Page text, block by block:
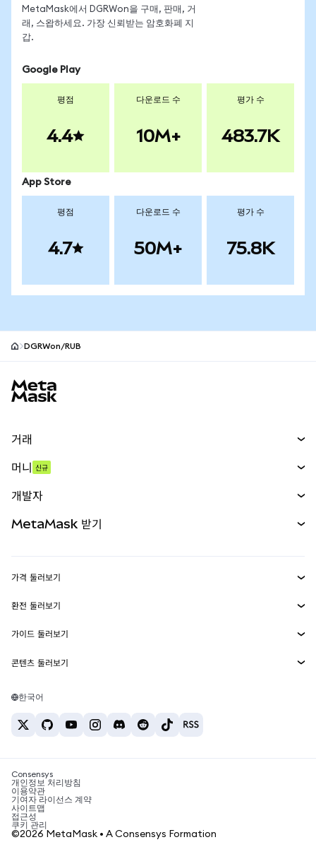
MetaMask에서 DGRWon을 구매, 판매, 거
래, 스왑하세요. 가장 신뢰받는 암호화폐 지
갑.
Google Play
평점
4.4
다운로드 수
10M+
평가 수
483.7K
App Store
평점
4.7
다운로드 수
50M+
평가 수
75.8K
DGRWon/RUB
거래
무기한 선물
실물자산
머니 신규
개발자
MetaMask Connect
Snaps
웹3 서비스
MetaMask 받기
보안
고객 지원
채용
가격 둘러보기
이더리움 가격
솔라나 가격
테더 가격
환전 둘러보기
ETH를 USD로 환전
USDT를 INR로 환전
BTC를 INR로 환전
ETH를 USDT로 환전
가이드 둘러보기
ETH 매수
USDT 매수
SHIB 매수
BNB 매수
콘텐츠 둘러보기
솔라나 지갑
암호화폐 세금 뉴스
암호화폐 매수 방법
비트코인 매도 방법
한국어
Consensys
개인정보 처리방침
이용약관
기여자 라이선스 계약
사이트맵
접근성
쿠키 관리
©2026 MetaMask • A Consensys Formation